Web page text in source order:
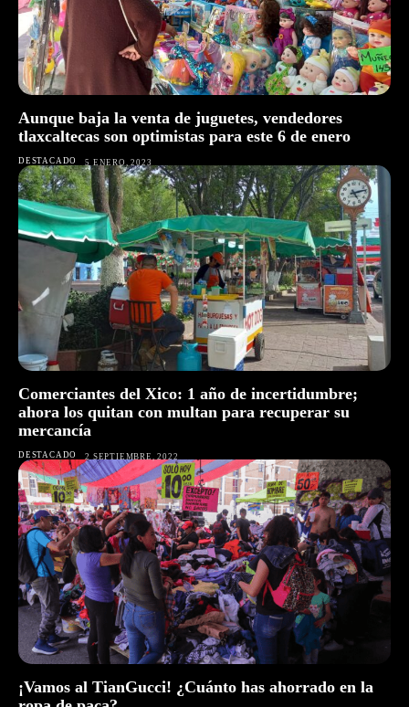
Aunque baja la venta de juguetes, vendedores
tlaxcaltecas son optimistas para este 6 de enero
DESTACADO 5 ENERO, 2023
Comerciantes del Xico: 1 año de incertidumbre;
ahora los quitan con multan para recuperar su
mercancía
DESTACADO 2 SEPTIEMBRE, 2022
¡Vamos al TianGucci! ¿Cuánto has ahorrado en la